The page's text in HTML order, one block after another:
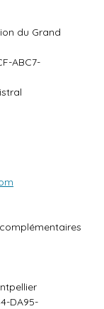
du Grand
ABC7-
DA95-